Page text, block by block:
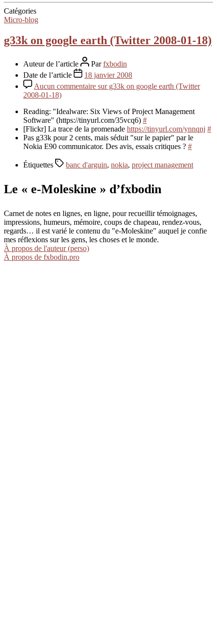
Catégories
Micro-blog
g33k on google earth (Twitter 2008-01-18)
Auteur de l’article Parfxbodin
Date de l’article
18 janvier 2008
Aucun commentaire sur g33k on google earth (Twitter
2008-01-18)
Reading: "Idealware: Six Views of Project Management
Software" (https://tinyurl.com/35vcq6) #
[Flickr] La trace de la promenade https://tinyurl.com/ynnqnj #
Pas g33k pour 2 cents, mais séduit "sur le papier" par le
Nokia E90 communicator. Des avis, essais critiques ? #
Étiquettes banc d'arguin, nokia, project management
Le « e-Moleskine » d’fxbodin
Carnet de notes en lignes, en ligne, pour recueillir témoignages,
impressions, humeurs, mémoire, coups de chapeau, rendez-vous,
regards… il est varié le contenu du "e-Moleskine" auquel je confie
mes réflexions sur les gens, les choses et le monde.
À propos de l'auteur (perso)
À propos de fxbodin.pro